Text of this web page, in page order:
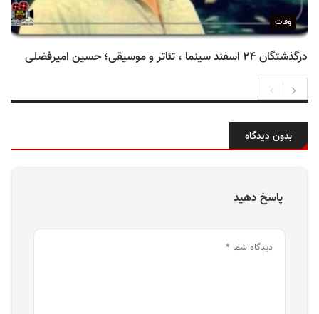
وفات
درگذشتگان ۲۴ اسفند سینما ، تئاتر و موسیقی؛ حسین امیرفضلی
بدون دیدگاه
پاسخ دهید